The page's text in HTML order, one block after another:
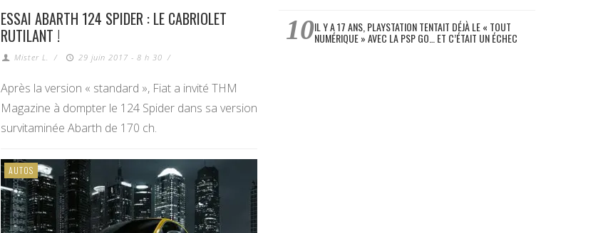
ESSAI ABARTH 124 SPIDER : LE CABRIOLET
RUTILANT !
Mister L. / 29 juin 2017 - 8 h 30 /
Après la version « standard », Fiat a invité THM
Magazine à dompter le 124 Spider dans sa version
survitaminée Abarth de 170 ch.
AUTOS
IL Y A 17 ANS, PLAYSTATION TENTAIT DÉJÀ LE « TOUT
NUMÉRIQUE » AVEC LA PSP GO… ET C’ÉTAIT UN ÉCHEC